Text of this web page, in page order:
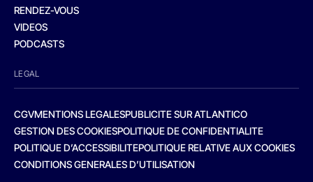
RENDEZ-VOUS
VIDEOS
PODCASTS
LEGAL
CGVMENTIONS LEGALESPUBLICITE SUR ATLANTICO
GESTION DES COOKIESPOLITIQUE DE CONFIDENTIALITE
POLITIQUE D’ACCESSIBILITEPOLITIQUE RELATIVE AUX COOKIES
CONDITIONS GENERALES D’UTILISATION